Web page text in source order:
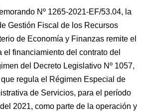
Nº 1265-2021-EF/53.04, la
Gestión Fiscal de los Recursos
de Economía y Finanzas remite el
el financiamiento del contrato del
del Decreto Legislativo Nº 1057,
regula el Régimen Especial de
de Servicios, para el período
2021, como parte de la operación y